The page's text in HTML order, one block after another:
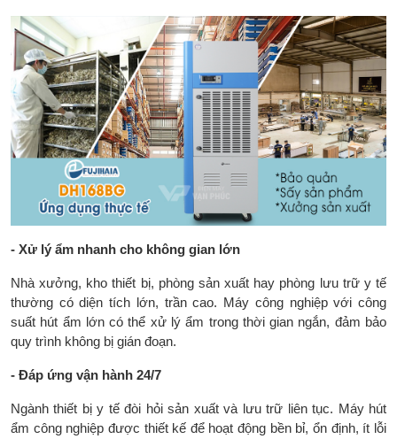
- Xử lý ẩm nhanh cho không gian lớn
Nhà xưởng, kho thiết bị, phòng sản xuất hay phòng lưu trữ y tế
thường có diện tích lớn, trần cao. Máy công nghiệp với công
suất hút ẩm lớn có thể xử lý ẩm trong thời gian ngắn, đảm bảo
quy trình không bị gián đoạn.
- Đáp ứng vận hành 24/7
Ngành thiết bị y tế đòi hỏi sản xuất và lưu trữ liên tục. Máy hút
ẩm công nghiệp được thiết kế để hoạt động bền bỉ, ổn định, ít lỗi